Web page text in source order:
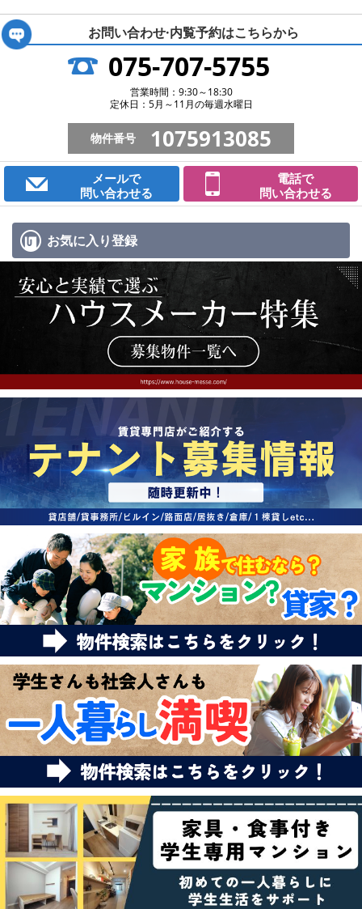
お問い合わせ·内覧予約はこちらから
075-707-5755
営業時間：9:30～18:30
定休日：5月～11月の毎週水曜日
物件番号 1075913085
メールで
問い合わせる
電話で
問い合わせる
お気に入り登録